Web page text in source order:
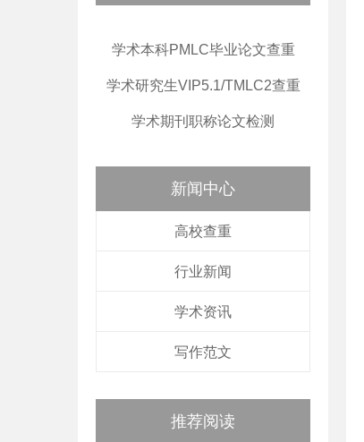
学术本科PMLC毕业论文查重
学术研究生VIP5.1/TMLC2查重
学术期刊职称论文检测
新闻中心
高校查重
行业新闻
学术资讯
写作范文
推荐阅读